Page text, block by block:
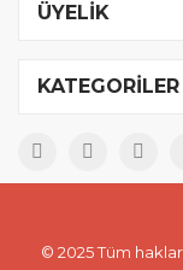
ÜYELİK
KATEGORİLER
© 2025 Tüm